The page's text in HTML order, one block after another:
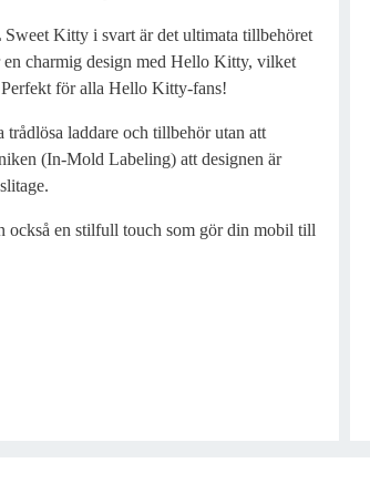
Kitty i svart är det ultimata tillbehöret
charmig design med Hello Kitty, vilket
för alla Hello Kitty-fans!
laddare och tillbehör utan att
(In-Mold Labeling) att designen är
också en stilfull touch som gör din mobil till